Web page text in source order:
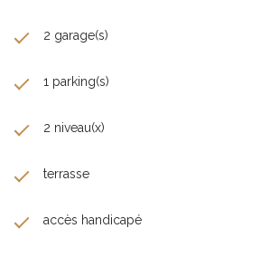
2 garage(s)
1 parking(s)
2 niveau(x)
terrasse
accès handicapé